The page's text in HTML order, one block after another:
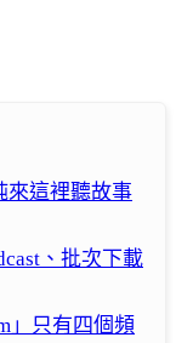
來這裡聽故事
、批次下載
」只有四個頻